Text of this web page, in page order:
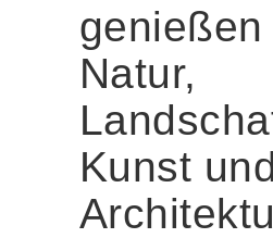
genießen
Natur,
Kunst